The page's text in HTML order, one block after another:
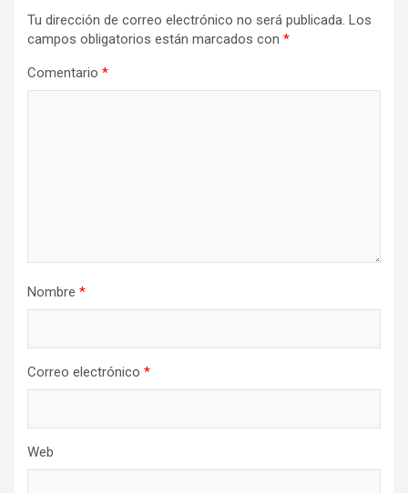
Tu dirección de correo electrónico no será publicada. Los
campos obligatorios están marcados con *
Comentario *
Nombre *
Correo electrónico *
Web